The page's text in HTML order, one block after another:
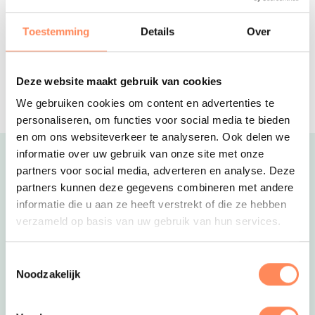
Toestemming Details Over
Deze website maakt gebruik van cookies
We gebruiken cookies om content en advertenties te
personaliseren, om functies voor social media te bieden
en om ons websiteverkeer te analyseren. Ook delen we
informatie over uw gebruik van onze site met onze
partners voor social media, adverteren en analyse. Deze
partners kunnen deze gegevens combineren met andere
informatie die u aan ze heeft verstrekt of die ze hebben
verzameld op basis van uw gebruik van hun services.
Noodzakelijk
een prachtig landgoed!
palmbomen strandje, mooie
kampeerplaatsen en luxe
accommodaties
Uitgelicht